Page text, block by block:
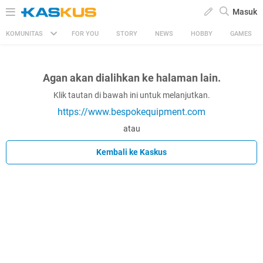
Masuk
KOMUNITAS FOR YOU STORY NEWS HOBBY GAMES
Agan akan dialihkan ke halaman lain.
Klik tautan di bawah ini untuk melanjutkan.
https://www.bespokequipment.com
atau
Kembali ke Kaskus